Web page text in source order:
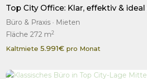
Top City Office: Klar, effektiv &
Büro & Praxis · Mieten
Fläche 272 m2
Kaltmiete 5.991€ pro Monat